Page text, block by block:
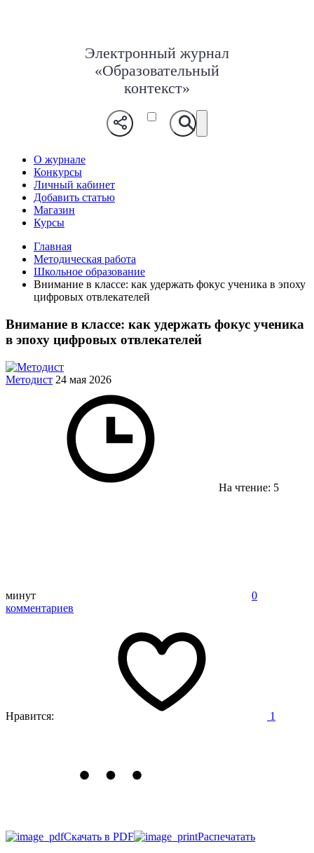
Электронный журнал
«Образовательный
контекст»
О журнале
Конкурсы
Личный кабинет
Добавить статью
Магазин
Курсы
Главная
Методическая работа
Школьное образование
Внимание в классе: как удержать фокус ученика в эпоху
цифровых отвлекателей
Внимание в классе: как удержать фокус ученика
в эпоху цифровых отвлекателей
Методист 24 мая 2026
На чтение: 5
минут
0
комментариев
Нравится: 1
Скачать в PDF
Распечатать